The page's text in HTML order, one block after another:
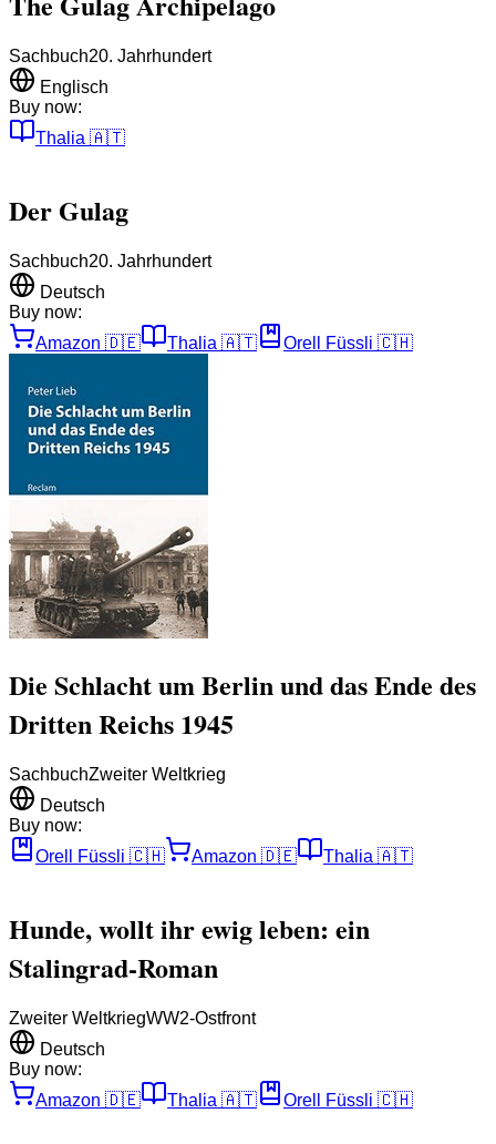
Sachbuch20. Jahrhundert
Englisch
Buy now:
Thalia 🇦🇹
Der Gulag
Sachbuch20. Jahrhundert
Deutsch
Buy now:
Amazon 🇩🇪 Thalia 🇦🇹 Orell Füssli 🇨🇭
Die Schlacht um Berlin und das Ende des
Dritten Reichs 1945
SachbuchZweiter Weltkrieg
Deutsch
Buy now:
Orell Füssli 🇨🇭 Amazon 🇩🇪 Thalia 🇦🇹
Hunde, wollt ihr ewig leben: ein
Stalingrad-Roman
Zweiter WeltkriegWW2-Ostfront
Deutsch
Buy now:
Amazon 🇩🇪 Thalia 🇦🇹 Orell Füssli 🇨🇭